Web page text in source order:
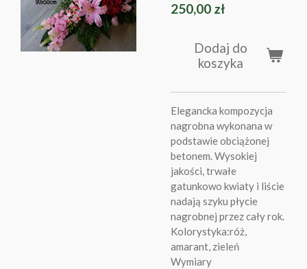
250,00 zł
Dodaj do
koszyka
Elegancka kompozycja
nagrobna wykonana w
podstawie obciążonej
betonem. Wysokiej
jakości, trwałe
gatunkowo kwiaty i liście
nadają szyku płycie
nagrobnej przez cały rok.
Kolorystyka:róż,
amarant, zieleń
Wymiary